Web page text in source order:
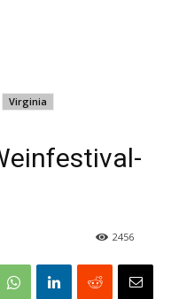
Virginia
2456